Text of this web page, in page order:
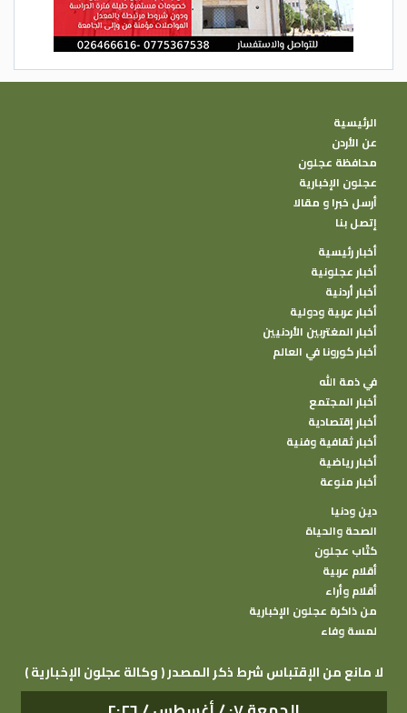
الرئيسية
عن الأردن
محافظة عجلون
عجلون الإخبارية
أرسل خبرا و مقالا
إتصل بنا
أخبار رئيسية
أخبار عجلونية
أخبار أردنية
أخبار عربية ودولية
أخبار المغتربين الأردنيين
أخبار كورونا في العالم
في ذمة الله
أخبار المجتمع
أخبار إقتصادية
أخبار ثقافية وفنية
أخبار رياضية
أخبار منوعة
دين ودنيا
الصحة والحياة
كتًاب عجلون
أقلام عربية
أقلام وأراء
من ذاكرة عجلون الإخبارية
لمسة وفاء
( وكالة عجلون الإخبارية ) لا مانع من الإقتباس شرط ذكر المصدر